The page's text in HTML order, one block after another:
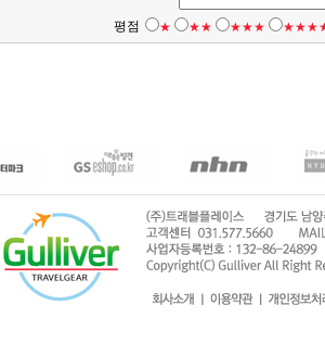
평점 ★ ★★ ★★★